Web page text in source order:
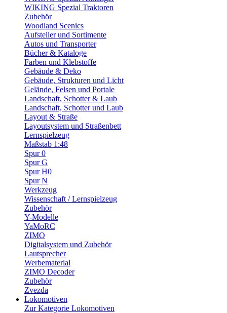
WIKING Spezial Traktoren
Zubehör
Woodland Scenics
Aufsteller und Sortimente
Autos und Transporter
Bücher & Kataloge
Farben und Klebstoffe
Gebäude & Deko
Gebäude, Strukturen und Licht
Gelände, Felsen und Portale
Landschaft, Schotter & Laub
Landschaft, Schotter und Laub
Layout & Straße
Layoutsystem und Straßenbett
Lernspielzeug
Maßstab 1:48
Spur 0
Spur G
Spur H0
Spur N
Werkzeug
Wissenschaft / Lernspielzeug
Zubehör
Y-Modelle
YaMoRC
ZIMO
Digitalsystem und Zubehör
Lautsprecher
Werbematerial
ZIMO Decoder
Zubehör
Zvezda
Lokomotiven
Zur Kategorie Lokomotiven